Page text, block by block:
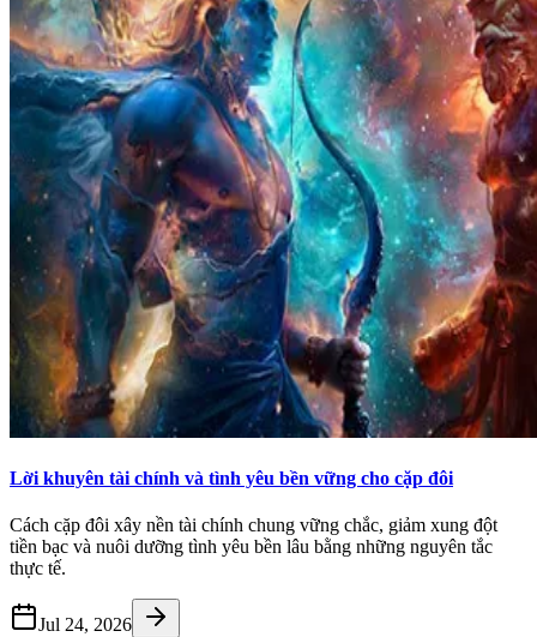
Lời khuyên tài chính và tình yêu bền vững cho cặp đôi
Cách cặp đôi xây nền tài chính chung vững chắc, giảm xung đột
tiền bạc và nuôi dưỡng tình yêu bền lâu bằng những nguyên tắc
thực tế.
Jul 24, 2026